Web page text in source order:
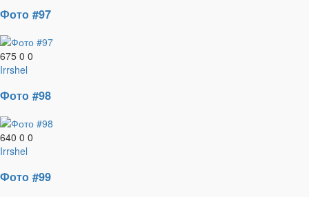
Фото #97
675 0 0
Irrshel
Фото #98
640 0 0
Irrshel
Фото #99